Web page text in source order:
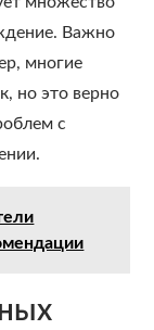
Важно
многие
но это верно
с